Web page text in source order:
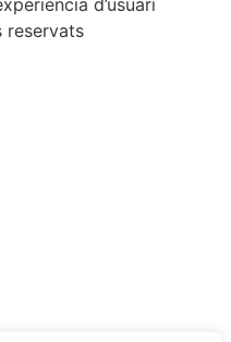
d’usuari
reservats